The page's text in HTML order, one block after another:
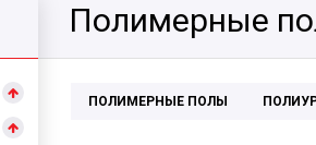
Полимерные
ПОЛИМЕРНЫЕ ПОЛЫ